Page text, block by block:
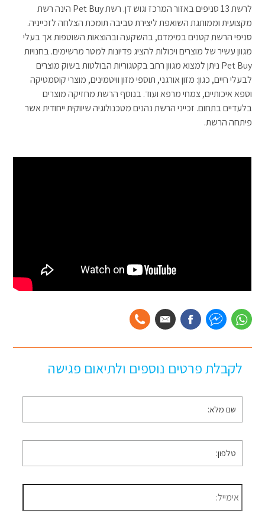
לרשת 13 סניפים באזור המרכז וגוש דן. רשת Pet Buy הינה רשת
מקצועית וממותגת השואפת ליצירת סביבה תומכת הצלחה לזכייניה.
סניפי הרשת קטנים במימדם, בהשקעה ובהוצאות השוטפות אך בעלי
מגוון עשיר של מוצרים ויכולות להציג פדיונות למטר מרשימים. בחנויות
Pet Buy ניתן למצוא מגוון רחב בקטגוריות הבולטות בשוק מוצרים
לבעלי חיים, כגון: מזון אורגני, תוספי מזון וויטמינים, מוצרי קוסמטיקה
וספא איכותיים, צמחי מרפא ועוד. בנוסף הרשת מחזיקה מוצרים
בלעדיים בתחום. זכייני הרשת נהנים מטכנולוגיה שיווקית ייחודית אשר
פיתחה הרשת.
לקבלת פרטים נוספים ולתיאום פגישה
שם
מלא *
טלפון *
דוא״ל *